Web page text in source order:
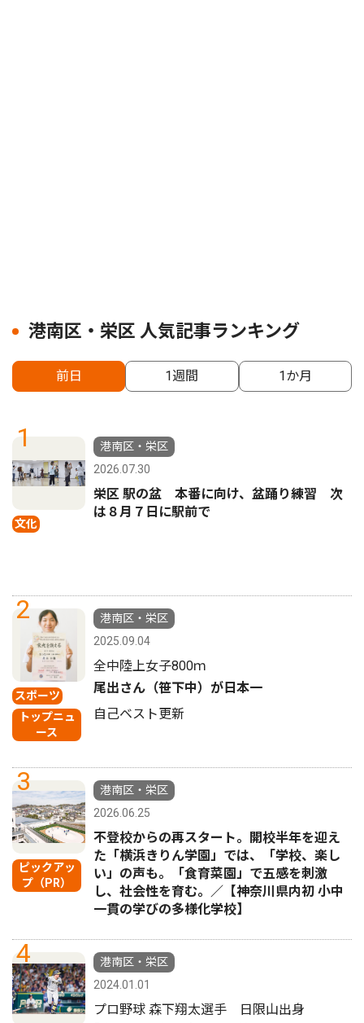
港南区・栄区 人気記事ランキング
前日 1週間 1か月
1
文化
港南区・栄区
2026.07.30
栄区 駅の盆 本番に向け、盆踊り練習 次
は８月７日に駅前で
2
スポーツ
トップニュ
ース
港南区・栄区
2025.09.04
全中陸上女子800ｍ
尾出さん（笹下中）が日本一
自己ベスト更新
3
ピックアッ
プ（PR）
港南区・栄区
2026.06.25
不登校からの再スタート。開校半年を迎え
た「横浜きりん学園」では、「学校、楽し
い」の声も。「食育菜園」で五感を刺激
し、社会性を育む。／【神奈川県内初 小中
一貫の学びの多様化学校】
4
港南区・栄区
2024.01.01
プロ野球 森下翔太選手 日限山出身